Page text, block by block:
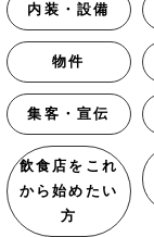
内装・設備
物件
集客・宣伝
飲食店をこれ
から始めたい
方